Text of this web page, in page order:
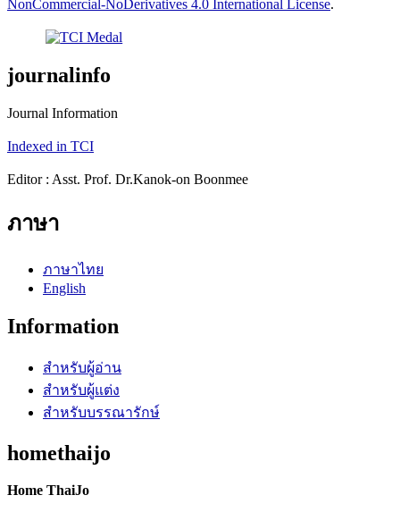
NonCommercial-NoDerivatives 4.0 International License.
journalinfo
Journal Information
Indexed in TCI
Editor : Asst. Prof. Dr.Kanok-on Boonmee
ภาษา
ภาษาไทย
English
Information
สำหรับผู้อ่าน
สำหรับผู้แต่ง
สำหรับบรรณารักษ์
homethaijo
Home ThaiJo